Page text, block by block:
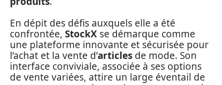
En dépit des défis auxquels elle a été
confrontée, StockX se démarque comme
une plateforme innovante et sécurisée pour
l’achat et la vente d’articles de mode. Son
interface conviviale, associée à ses options
de vente variées, attire un large éventail de